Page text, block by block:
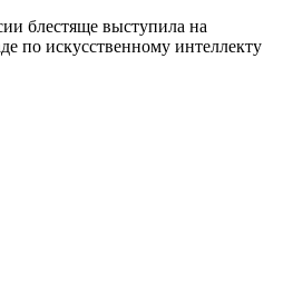
блестяще выступила на
по искусственному интеллекту